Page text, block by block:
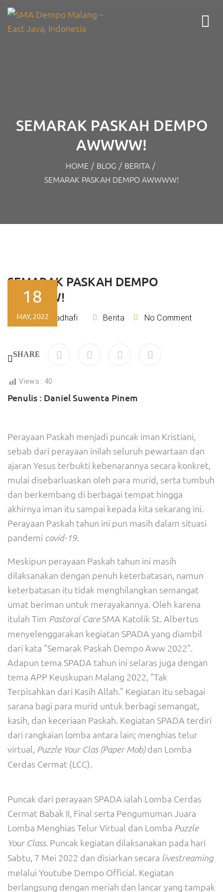
SEMARAK PASKAH DEMPO
AWWWW!
HOME / BLOG / BERITA /
SEMARAK PASKAH DEMPO AWWWW!
SEMARAK PASKAH DEMPO
AWWWW!
By Rizky Kadhafi Berita No Comment
18
MAY, 2022
SHARE
Views : 40
Penulis : Daniel Suwenta Pinem
Perayaan Paskah menjadi puncak iman Kristiani,
sebab dari perayaan inilah seluruh pewartaan dan
ajaran Yesus terbukti kebenarannya secara konkret,
mulai disebarluaskan oleh para murid, serta tumbuh
dan berkembang di berbagai tempat hingga
akhirnya iman itu sampai kepada kita sekarang ini.
Perayaan Paskah tahun ini pun masih dalam situasi
pandemi covid-19.
Meskipun perayaan Paskah tahun ini masih
dilaksanakan dengan penuh keterbatasan, namun
keterbatasan itu tidak menghilangkan semangat
umat beriman untuk merayakannya. Oleh karena
itulah Tim Pastoral CareSMA Katolik St. Albertus
menyelenggarakan kegiatan SPADA yang diambil
dari kata “Semarak Paskah Dempo Aww 2022”.
Adapun tema SPADA tahun ini selaras juga dengan
tema APP Keuskupan Malang 2022, “Tak
Terpisahkan dari Kasih Allah.” Kegiatan itu sebagai
sarana bagi para murid untuk berbagi semangat,
kasih, dan keceriaan Paskah. Kegiatan SPADA terdiri
dari rangkaian lomba antara lain; menghias telur
virtual, Puzzle Your Clas (Paper Mob)dan Lomba
Cerdas Cermat (LCC).
Puncak dari perayaan SPADA ialah Lomba Cerdas
Cermat Babak II, Final serta Pengumuman Juara
Lomba Menghias Telur Virtual dan Lomba Puzzle
Your Class. Puncak kegiatan dilaksanakan pada hari
Sabtu, 7 Mei 2022 dan disiarkan secara livestreaming
melalui Youtube Dempo Official. Kegiatan
berlangsung dengan meriah dan lancar yang tampak